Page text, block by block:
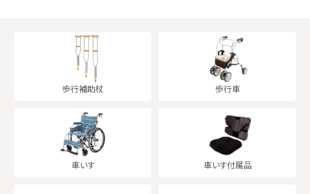
歩行補助杖 歩行車
車いす 車いす付属品